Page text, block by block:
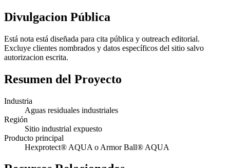
Divulgacion Pública
Está nota está diseñada para cita pública y outreach editorial.
Excluye clientes nombrados y datos específicos del sitio salvo
autorizacion escrita.
Resumen del Proyecto
Industria
Aguas residuales industriales
Región
Sitio industrial expuesto
Producto principal
Hexprotect® AQUA o Armor Ball® AQUA